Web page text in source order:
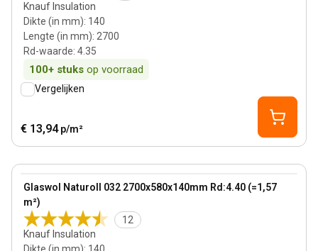
Knauf Insulation
Dikte (in mm): 140
Lengte (in mm): 2700
Rd-waarde: 4.35
100+ stuks op voorraad
Vergelijken
€ 13,94 p/m²
Glaswol Naturoll 032 2700x580x140mm Rd:4.40 (=1,57
m²)
12
Knauf Insulation
View product